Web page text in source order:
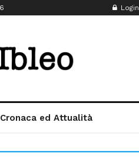
Login
Cronaca ed Attualità